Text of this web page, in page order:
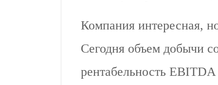
Компания интересная,
Сегодня объем добычи
рентабельность